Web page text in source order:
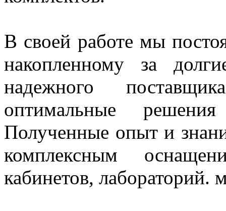
В своей работе мы
накопленному за
надежного
оптимальные
Полученные опыт и
комплексным
кабинетов, лабораторий.